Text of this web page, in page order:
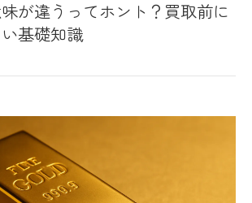
が違うってホント？買取前に
基礎知識